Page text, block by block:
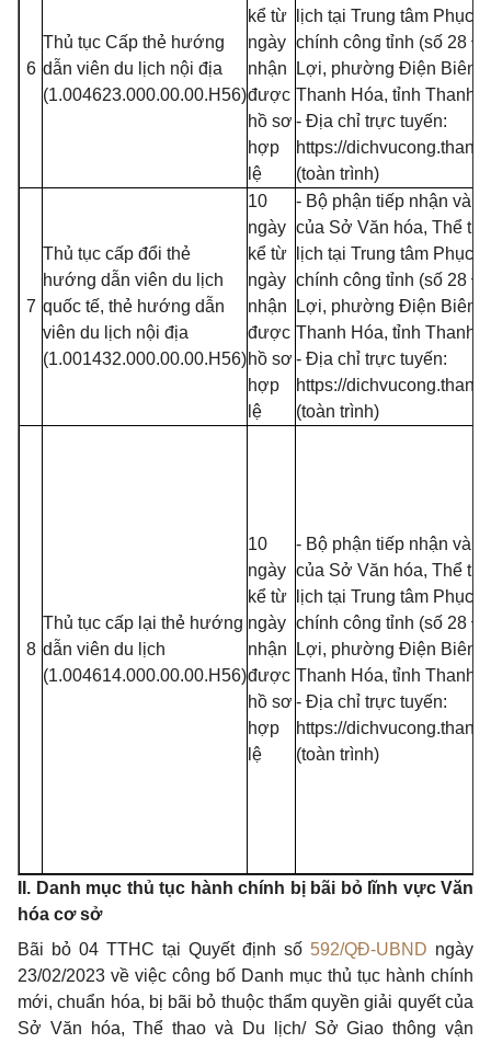
6
Thủ tục Cấp thẻ hướng
dẫn viên du lịch nội địa
(1.004623.000.00.00.H56)
kể từ
ngày
nhận
được
hồ sơ
hợp
lệ
lịch tại Trung tâm Phục
chính công tỉnh (số 28
Lợi, phường Điện Biên,
Thanh Hóa, tỉnh Thanh
- Địa chỉ trực tuyến:
https://
(toàn trình)
7
Thủ tục cấp đổi thẻ
hướng dẫn viên du lịch
quốc tế, thẻ hướng dẫn
viên du lịch nội địa
(1.001432.000.00.00.H56)
10
ngày
kể từ
ngày
nhận
được
hồ sơ
hợp
lệ
- Bộ phận tiếp nhận và
của Sở Văn hóa, Thể
lịch tại Trung tâm Phục
chính công tỉnh (số 28
Lợi, phường Điện Biên,
Thanh Hóa, tỉnh Thanh
- Địa chỉ trực tuyến:
https://
(toàn trình)
8
Thủ tục cấp lại thẻ hướng
dẫn viên du lịch
(1.004614.000.00.00.H56)
10
ngày
kể từ
ngày
nhận
được
hồ sơ
hợp
lệ
- Bộ phận tiếp nhận và
của Sở Văn hóa, Thể
lịch tại Trung tâm Phục
chính công tỉnh (số 28
Lợi, phường Điện Biên,
Thanh Hóa, tỉnh Thanh
- Địa chỉ trực tuyến:
https://
(toàn trình)
II. Danh mục thủ tục hành chính bị bãi bỏ lĩnh vực Văn
hóa cơ sở
Bãi bỏ 04 TTHC tại Quyết định số 592/QĐ-UBND ngày
23/02/2023 về việc công bố Danh mục thủ tục hành chính
mới, chuẩn hóa, bị bãi bỏ thuộc thẩm quyền giải quyết của
Sở Văn hóa, Thể thao và Du lịch/ Sở Giao thông vận